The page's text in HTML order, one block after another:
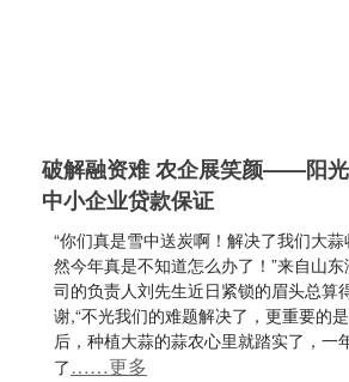
破解融资难 农企展笑颜——阳
中小企业贷款保证
“你们真是雪中送炭啊！解决了我们大
然今年真是不知道怎么办了！”来自山
司的负责人刘先生近日紧锁的眉头总算
谢,“不光我们的难题解决了，更重要的
后，种植大蒜的蒜农心里就踏实了，一
了……更多